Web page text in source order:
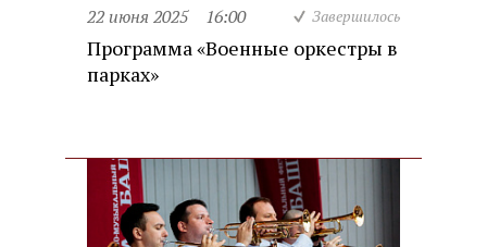
22 июня 2025 16:00 Завершилось
Программа «Военные оркестры в
парках»